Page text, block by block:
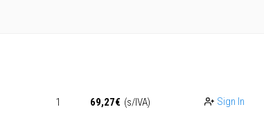
1 69,27€ (s/IVA) Sign In